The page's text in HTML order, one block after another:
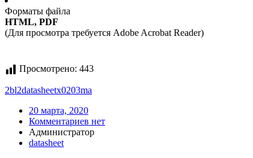
Форматы файла
HTML, PDF
(Для просмотра требуется Adobe Acrobat Reader)
Просмотрено: 443
2bl2datasheetx0203ma
20 марта, 2020
Комментариев нет
Администратор
datasheet